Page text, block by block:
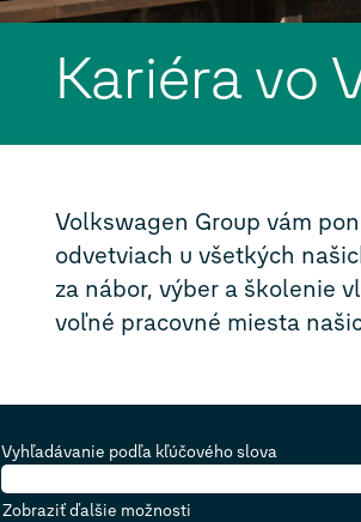
Kariéra vo
Volkswagen Group vám
odvetviach u všetkých
za nábor, výber a školenie
voľné pracovné miesta
Vyhľadávanie podľa kľúčového slova
Zobraziť ďalšie možnosti